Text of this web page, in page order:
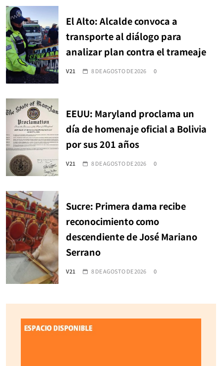
El Alto: Alcalde convoca a
transporte al diálogo para
analizar plan contra el trameaje
V21 8 DE AGOSTO DE 2026 0
EEUU: Maryland proclama un
día de homenaje oficial a Bolivia
por sus 201 años
V21 8 DE AGOSTO DE 2026 0
Sucre: Primera dama recibe
reconocimiento como
descendiente de José Mariano
Serrano
V21 8 DE AGOSTO DE 2026 0